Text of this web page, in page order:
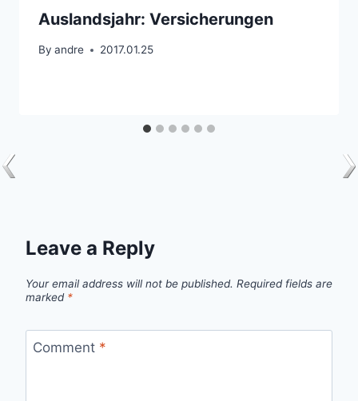
Auslandsjahr: Versicherungen
By andre 2017.01.25
Leave a Reply
Your email address will not be published. Required fields are
marked *
Comment *